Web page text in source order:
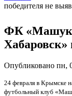
Вы здесь
победителя не
ФК
Опубликовано пн,
24 февраля в Крымске
футбольный клуб